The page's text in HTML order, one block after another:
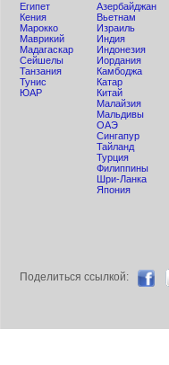
Египет
Кения
Мaрокко
Маврикий
Мадагаскар
Сейшелы
Танзания
Тунис
ЮАР
Азербайджан
Вьетнам
Израиль
Индия
Индонезия
Иордания
Камбоджа
Катар
Китай
Малайзия
Мальдивы
ОАЭ
Сингапур
Тайланд
Турция
Филиппины
Шри-Ланка
Япония
Поделиться ccылкой: